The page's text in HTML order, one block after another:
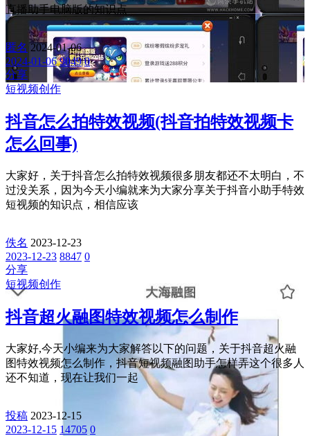
直播助手电脑版的知识点
匿名 2024-01-06
2024-01-06 9049 0
分享
短视频创作
抖音怎么拍特效视频(抖音拍特效视频卡
怎么回事)
大家好，关于抖音怎么拍特效视频很多朋友都还不太明白，不
过没关系，因为今天小编就来为大家分享关于抖音小助手特效
短视频的知识点，相信应该
佚名 2023-12-23
2023-12-23 8847 0
分享
短视频创作
抖音超火融图特效视频怎么制作
大家好,今天小编来为大家解答以下的问题，关于抖音超火融
图特效视频怎么制作，抖音短视频融图助手怎样弄这个很多人
还不知道，现在让我们一起
投稿 2023-12-15
2023-12-15 14705 0